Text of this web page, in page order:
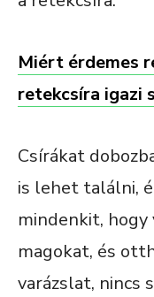
Miért érdemes
retekcsíra igazi
Csírákat
is lehet találni,
mindenkit, hogy
magokat, és
varázslat, nincs